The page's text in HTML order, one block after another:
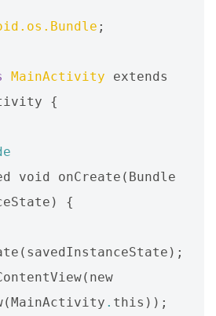
;
MainActivity
extends
{
void onCreate ( Bundle
) {
( savedInstanceState );
( new
(MainActivity . this ));